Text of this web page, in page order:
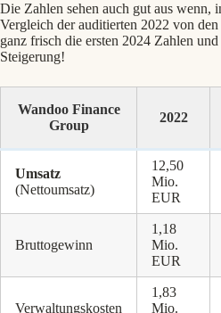
Die Zahlen sehen auch gut aus wenn,
Vergleich der auditierten 2022 von
ganz frisch die ersten 2024 Zahlen
Steigerung!
Wandoo Finance
Group
2022
Umsatz
(Nettoumsatz)
12,50
Mio.
EUR
Bruttogewinn
1,18
Mio.
EUR
Verwaltungskosten
1,83
Mio.